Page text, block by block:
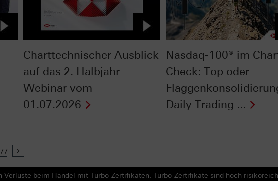
Charttechnischer Ausblick
auf das 2. Halbjahr -
Webinar vom
01.07.2026
Nasdaq-100® im
Check: Top oder
Daily Trading ...
Verluste beim Handel mit Turbo-Zertifikaten. Turbo-Zertifikate sind hoch